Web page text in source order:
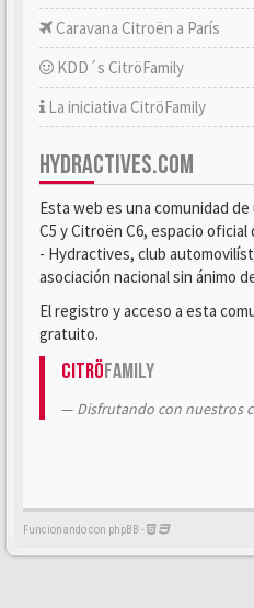
Caravana Citroën a París
KDD´s CitröFamily
La iniciativa CitröFamily
HYDRACTIVES.COM
Esta web es una comunidad
C5 y Citroën C6, espacio oficial
- Hydractives, club
asociación nacional sin ánimo
El registro y acceso a esta
gratuito.
CitröFamily
Disfrutando con nuestros
Funcionando con phpBB -